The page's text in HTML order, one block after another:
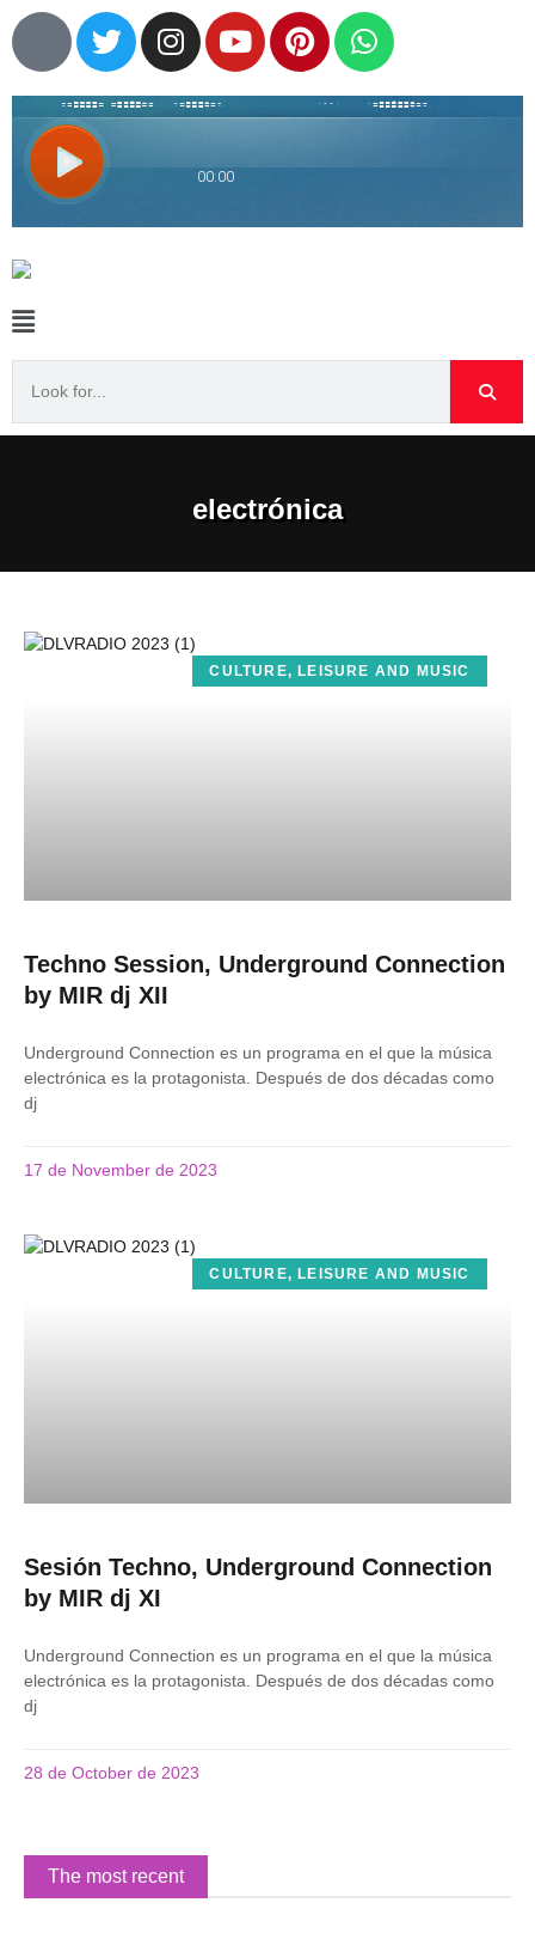
electrónica
CULTURE, LEISURE AND MUSIC
Techno Session, Underground Connection
by MIR dj XII
Underground Connection es un programa en el que la música
electrónica es la protagonista. Después de dos décadas como
dj
17 de November de 2023
CULTURE, LEISURE AND MUSIC
Sesión Techno, Underground Connection
by MIR dj XI
Underground Connection es un programa en el que la música
electrónica es la protagonista. Después de dos décadas como
dj
28 de October de 2023
The most recent